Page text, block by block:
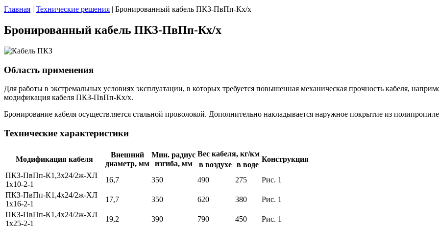
Главная | Технические решения | Бронированный кабель ПКЗ-ПвПп-Кх/х
Бронированный кабель ПКЗ-ПвПп-Кх/х
Область применения
Для работы в экстремальных условиях эксплуатации, в которых требуется повышенная механическая прочность кабеля,
модификация кабеля ПКЗ-ПвПп-Кх/х.
Бронирование кабеля осуществляется стальной проволокой. Дополнительно накладывается наружное покрытие из
Технические характеристики
Модификация кабеля
Внешний
диаметр, мм
Мин. радиус
изгиба, мм
Вес кабеля, кг/км
Конструкция
в воздухе в воде
ПКЗ-ПвПп-К1,3х24/2ж-ХЛ
1х10-2-1
16,7 350 490 275
Рис. 1
ПКЗ-ПвПп-К1,4х24/2ж-ХЛ
1х16-2-1
17,7 350 620 380
Рис. 1
ПКЗ-ПвПп-К1,4х24/2ж-ХЛ
1х25-2-1
19,2 390 790 450
Рис. 1